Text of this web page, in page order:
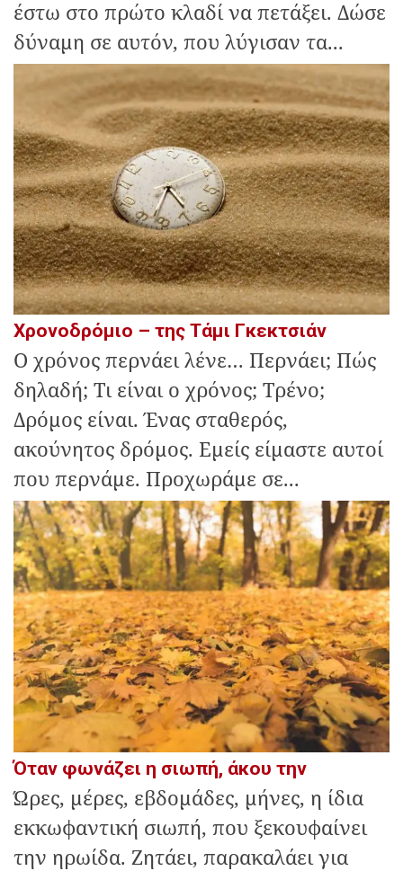
έστω στο πρώτο κλαδί να πετάξει. Δώσε
δύναμη σε αυτόν, που λύγισαν τα...
Χρονοδρόμιο – της Τάμι Γκεκτσιάν
O χρόνος περνάει λένε… Περνάει; Πώς
δηλαδή; Τι είναι ο χρόνος; Τρένο;
Δρόμος είναι. Ένας σταθερός,
ακούνητος δρόμος. Εμείς είμαστε αυτοί
που περνάμε. Προχωράμε σε...
Όταν φωνάζει η σιωπή, άκου την
Ώρες, μέρες, εβδομάδες, μήνες, η ίδια
εκκωφαντική σιωπή, που ξεκουφαίνει
την ηρωίδα. Ζητάει, παρακαλάει για